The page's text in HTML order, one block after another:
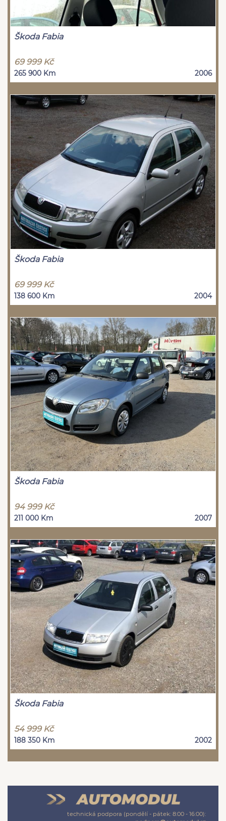
Škoda Fabia
69 999 Kč
265 900 Km 2006
Škoda Fabia
69 999 Kč
138 600 Km 2004
Škoda Fabia
94 999 Kč
211 000 Km 2007
Škoda Fabia
54 999 Kč
188 350 Km 2002
technická podpora (pondělí - pátek: 8:00 - 16:00):